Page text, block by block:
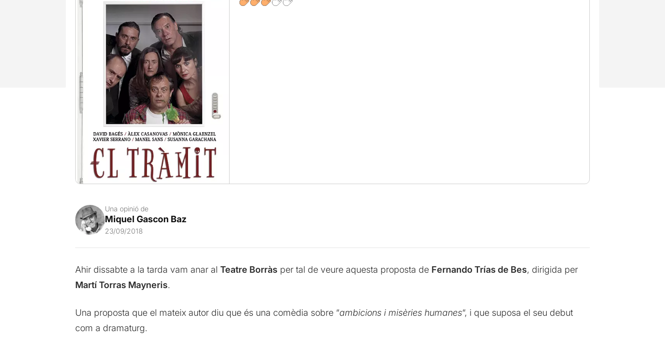
Una opinió de
Miquel Gascon Baz
23/09/2018
Ahir dissabte a la tarda vam anar al Teatre Borràs per tal de veure aquesta proposta de Fernando Trías de Bes, dirigida per
Martí Torras Mayneris.
Una proposta que el mateix autor diu que és una comèdia sobre “ambicions i misèries humanes“, i que suposa el seu debut
com a dramaturg.